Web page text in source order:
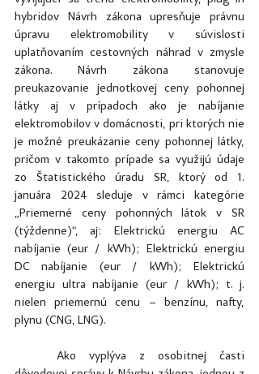
hybridov Návrh zákona upresňuje právnu
úpravu elektromobility v súvislosti
uplatňovaním cestovných náhrad v zmysle
zákona. Návrh zákona stanovuje
preukazovanie jednotkovej ceny pohonnej
látky aj v prípadoch ako je nabíjanie
elektromobilov v domácnosti, pri ktorých nie
je možné preukázanie ceny pohonnej látky,
pričom v takomto prípade sa využijú údaje
zo Štatistického úradu SR, ktorý od 1.
januára 2024 sleduje v rámci kategórie
„Priemerné ceny pohonných látok v SR
(týždenne)“, aj: Elektrickú energiu AC
nabíjanie (eur / kWh); Elektrickú energiu
DC nabíjanie (eur / kWh); Elektrickú
energiu ultra nabíjanie (eur / kWh); t. j.
nielen priemernú cenu – benzínu, nafty,
plynu (CNG, LNG).